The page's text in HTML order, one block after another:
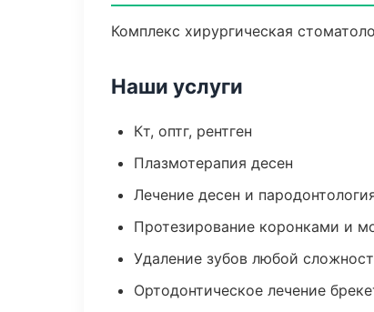
Комплекс хирургическая
Наши услуги
Кт, оптг, рентген
Плазмотерапия десен
Лечение десен и
Протезирование коронками и
Удаление зубов любой
Ортодонтическое лечение